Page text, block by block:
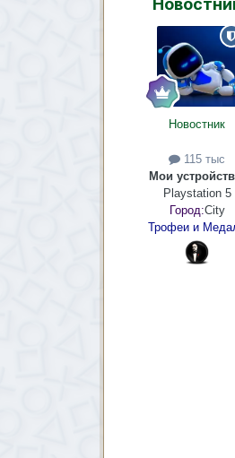
Новостник
115 тыс
Мои
Playstation 5
Город:City
Трофеи и